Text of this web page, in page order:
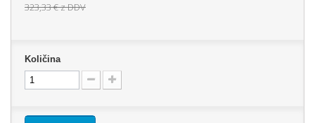
323,33 €z DDV
Količina